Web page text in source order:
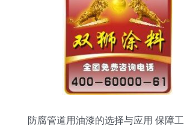
防腐管道用油漆的选择与应用 保障